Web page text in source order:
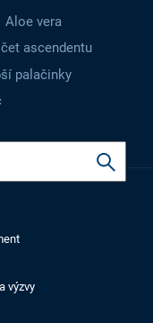
Aloe vera
ascendentu
palačinky
výzvy